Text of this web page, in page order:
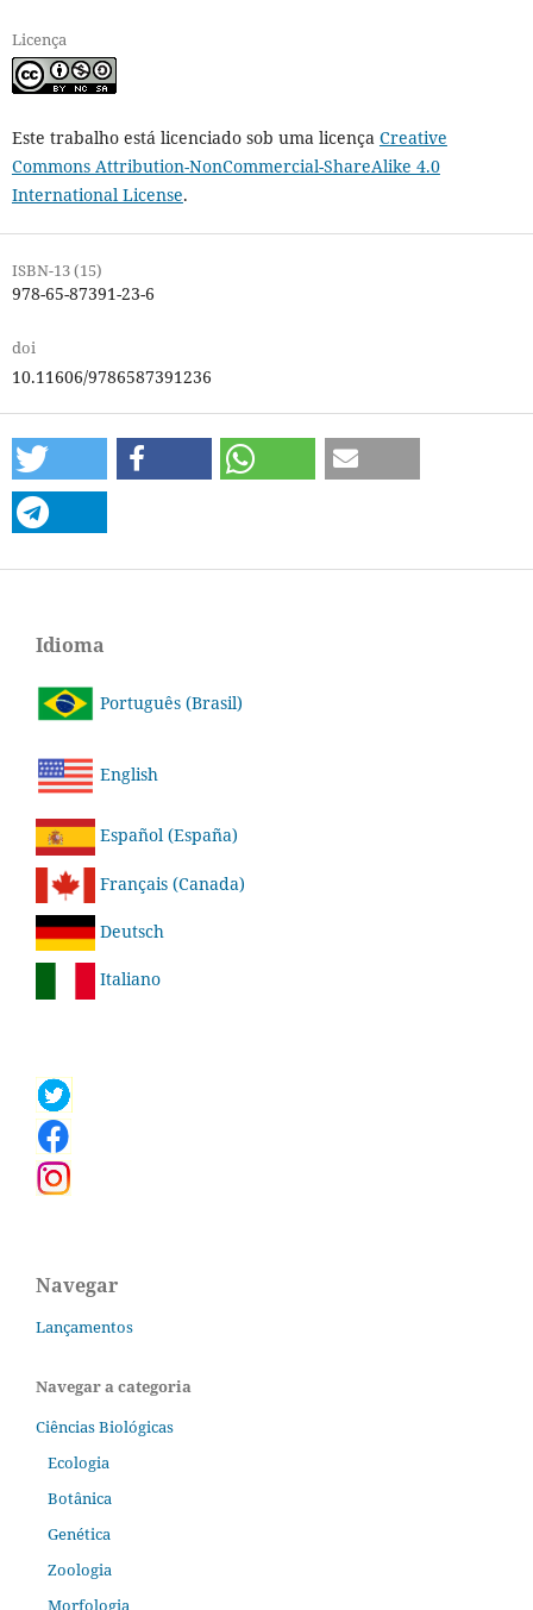
Licença
Este trabalho está licenciado sob uma licença Creative
Commons Attribution-NonCommercial-ShareAlike 4.0
International License.
ISBN-13 (15)
978-65-87391-23-6
doi
10.11606/9786587391236
Idioma
Português (Brasil)
English
Español (España)
Français (Canada)
Deutsch
Italiano
Navegar
Lançamentos
Navegar a categoria
Ciências Biológicas
Ecologia
Botânica
Genética
Zoologia
Morfologia